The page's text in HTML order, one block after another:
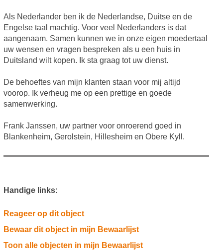
Als Nederlander ben ik de Nederlandse, Duitse en de
Engelse taal machtig. Voor veel Nederlanders is dat
aangenaam. Samen kunnen we in onze eigen moedertaal
uw wensen en vragen bespreken als u een huis in
Duitsland wilt kopen. Ik sta graag tot uw dienst.
De behoeftes van mijn klanten staan voor mij altijd
voorop. Ik verheug me op een prettige en goede
samenwerking.
Frank Janssen, uw partner voor onroerend goed in
Blankenheim, Gerolstein, Hillesheim en Obere Kyll.
Handige links:
Reageer op dit object
Bewaar dit object in mijn Bewaarlijst
Toon alle objecten in mijn Bewaarlijst